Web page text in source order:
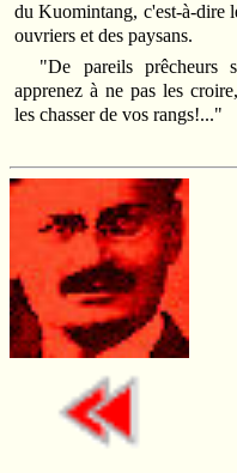
du Kuomintang, c'est-à-dire
ouvriers et des paysans.
"De pareils prêcheurs
apprenez à ne pas les
les chasser de vos rangs!..."